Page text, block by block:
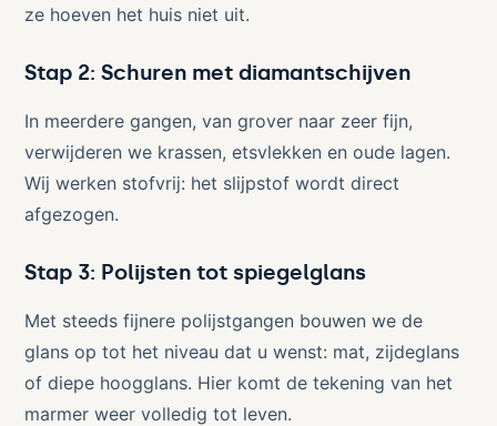
ze hoeven het huis niet uit.
Stap 2: Schuren met diamantschijven
In meerdere gangen, van grover naar zeer fijn,
verwijderen we krassen, etsvlekken en oude lagen.
Wij werken stofvrij: het slijpstof wordt direct
afgezogen.
Stap 3: Polijsten tot spiegelglans
Met steeds fijnere polijstgangen bouwen we de
glans op tot het niveau dat u wenst: mat, zijdeglans
of diepe hoogglans. Hier komt de tekening van het
marmer weer volledig tot leven.